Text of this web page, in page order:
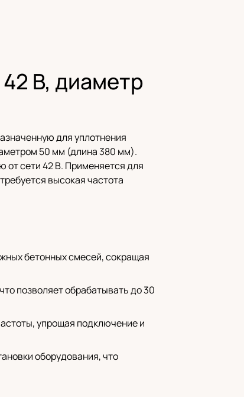
В, диаметр
для уплотнения
50 мм (длина 380 мм).
от сети 42 В. Применяется для
высокая частота
бетонных смесей, сокращая
позволяет обрабатывать до 30
упрощая подключение и
оборудования, что